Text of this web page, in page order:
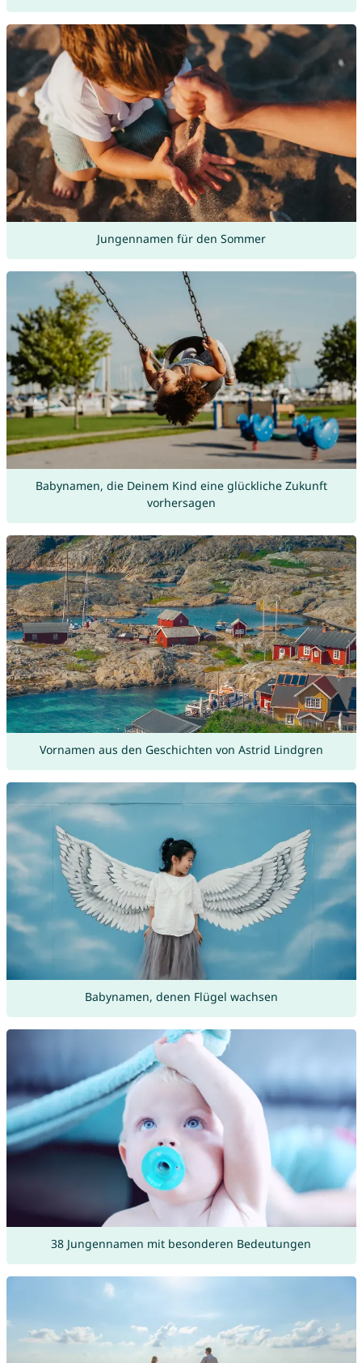
Jungennamen für den Sommer
Babynamen, die Deinem Kind eine glückliche Zukunft
vorhersagen
Vornamen aus den Geschichten von Astrid Lindgren
Babynamen, denen Flügel wachsen
38 Jungennamen mit besonderen Bedeutungen